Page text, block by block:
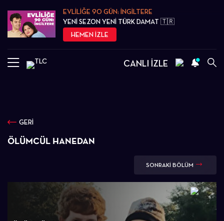
EVLİLİĞE 90 GÜN: İNGİLTERE
YENİ SEZON YENİ TÜRK DAMAT 🇹🇷
HEMEN İZLE
CANLI İZLE
GERİ
ÖLÜMCÜL HANEDAN
SONRAKİ BÖLÜM